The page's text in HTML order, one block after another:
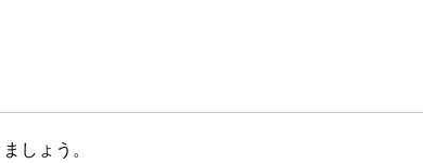
しょう。